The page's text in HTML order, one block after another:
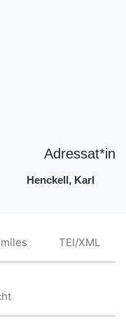
Adressat*in
Henckell, Karl
TEI/XML